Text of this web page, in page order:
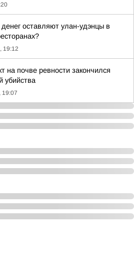
оставляют улан-удэнцы в
19:12
на почве ревности закончился
убийства
19:07